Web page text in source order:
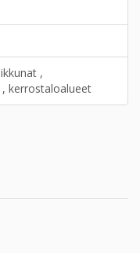
,
kerrostaloalueet